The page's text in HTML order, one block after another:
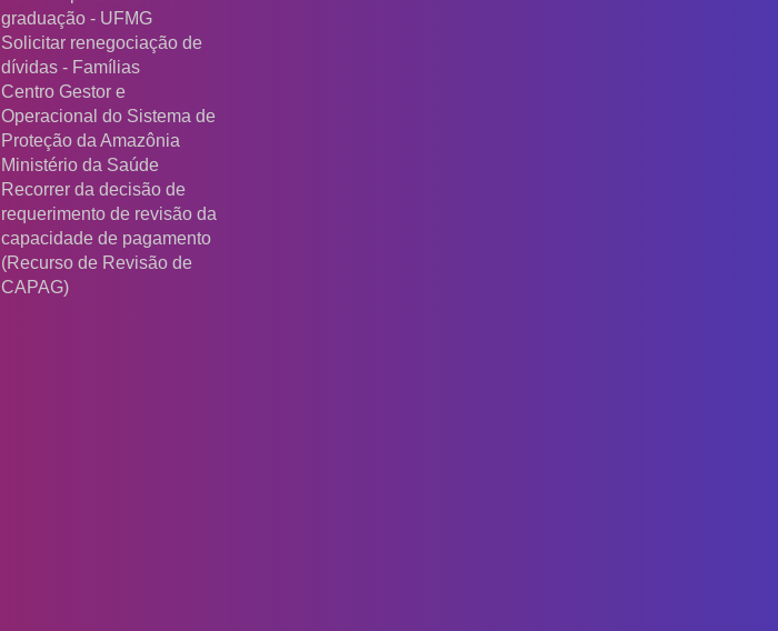
graduação - UFMG
Solicitar renegociação de
dívidas - Famílias
Centro Gestor e
Operacional do Sistema de
Proteção da Amazônia
Ministério da Saúde
Recorrer da decisão de
requerimento de revisão da
capacidade de pagamento
(Recurso de Revisão de
CAPAG)